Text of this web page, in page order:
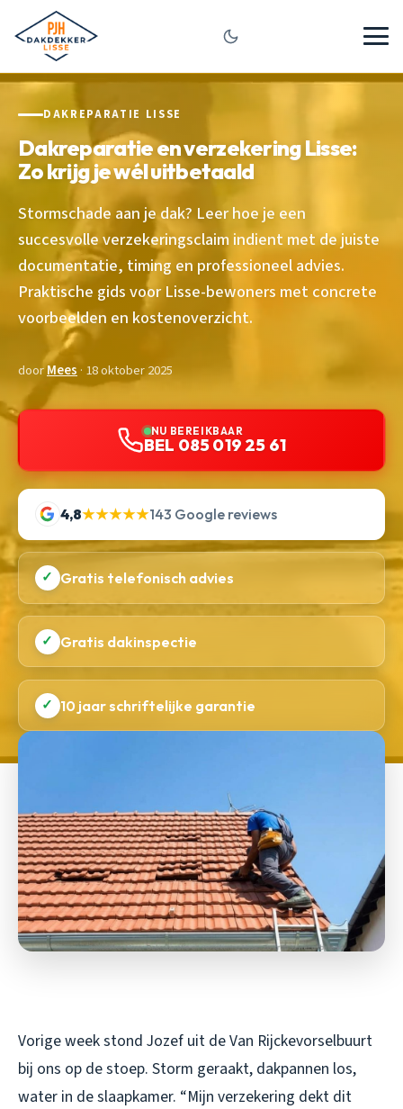
DAKREPARATIE LISSE
Dakreparatie en verzekering Lisse:
Zo krijg je wél uitbetaald
Stormschade aan je dak? Leer hoe je een
succesvolle verzekeringsclaim indient met de juiste
documentatie, timing en professioneel advies.
Praktische gids voor Lisse-bewoners met concrete
voorbeelden en kostenoverzicht.
doorMees · 18 oktober 2025
NU BEREIKBAAR
BEL 085 019 25 61
4,8★★★★★143 Google reviews
✓ Gratis telefonisch advies
✓ Gratis dakinspectie
✓ 10 jaar schriftelijke garantie
Vorige week stond Jozef uit de Van Rijckevorselbuurt
bij ons op de stoep. Storm geraakt, dakpannen los,
water in de slaapkamer. “Mijn verzekering dekt dit